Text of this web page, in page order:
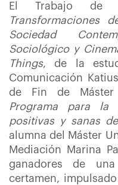
El Trabajo de
Transformaciones
Sociedad
Sociológico y
Things, de la
Comunicación
de Fin de Máster
Programa para la
positivas y sanas
alumna del Máster
Mediación Marina
ganadores de
certamen,